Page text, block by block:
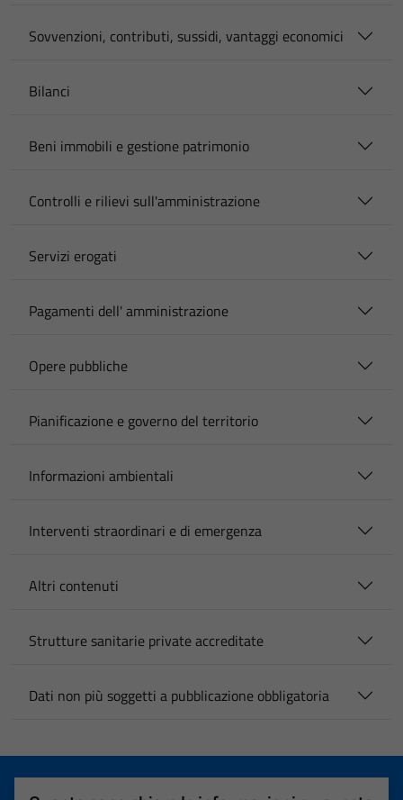
Sovvenzioni, contributi, sussidi, vantaggi economici
Bilanci
Beni immobili e gestione patrimonio
Controlli e rilievi sull'amministrazione
Servizi erogati
Pagamenti dell' amministrazione
Opere pubbliche
Pianificazione e governo del territorio
Informazioni ambientali
Interventi straordinari e di emergenza
Altri contenuti
Strutture sanitarie private accreditate
Dati non più soggetti a pubblicazione obbligatoria